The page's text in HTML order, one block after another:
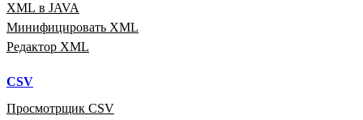
XML в JAVA
Минифицировать XML
Редактор XML
CSV
Просмотрщик CSV